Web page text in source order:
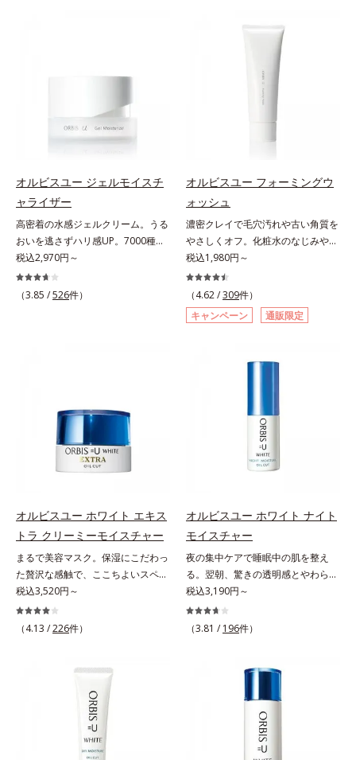
イジングケアを応援します。*1 メ
スを防ぐ（ウォッシュを除く）*2
オルビス内スキンケアシリーズの保
湿力*3 年齢に応じたお手入れのこ
角層*5 乾燥による*6 洗浄によ
る物理的効果*7 うるおいによる
*8 乾燥、ハリ・ツヤのなさ*9
保湿成分*10 ロニセラカエルレア
果汁、ノバラエキス配合＝うるおい
を与えハリと透明感に満ちた肌へ導
く保湿成分*11 メマツヨイグサ抽
出液、スイカズラエキス配合＝角層
(*10)のハリと透明感を。効果的な
シナジー設計で、あなたのエイジン
グケアを応援します。*1 メラニン
の生成を抑え、シミ・ソバカスを防
ぐ（ウォッシュ除く）*2 オルビス
年齢に応じたお手入れのこと*4 う
るおいによる*5 乾燥、ハリ・ツヤ
ロニセラカエルレア果汁、ノバラエ
キス配合＝うるおいを与えハリと透
明感に満ちた肌へ導く保湿成分*9
メマツヨイグサ抽出液、スイカズラ
エキス配合＝角層のすみずみまで水
分・油分を保ち、ハリ・ツヤを与え
る保湿成分*10 気持ちのこと各商品
の詳しい情報は商品ページをご覧く
ださい。・BEAUTY夏祭りは、こち
しく取り去ります。さらに注目した
ンディショニング処方と、贅沢に配
合された保湿成分。一瞬取り去るだ
けのケアに留まらず、洗うたびにく
整え、パールエキス(*3)とヒアルロ
ン酸(*4)がうるおって透き通るよう
な透明感を叶えます。顔色がどんよ
りしている、ファンデのノリがイマ
イチ、肌のざらつきやくすみが気に
なる、化粧水が肌になじまな
い……。こんなお悩みが気になると
きに。週に1～4回、いつもの洗顔料
ーチする初期エイジングケアシリー
ズです。「うるおいの質」に着目
し、肌荒れを予防しながらうるおい
に満ちた美しい肌へと導きます。ポ
ーラ・オルビスグループ独自の肌荒
濃度で配合。角層のバリア機能にア
にゆらがない肌を叶えます。そし
成分「MCアクティベーター
(*5)」。肌のうるおいを引き出し・
高めて、ハリ感あふれる肌へと導き
ます。うるおいに満ちたゆらがない
肌をご体感いただくために設計され
た3ステップで、いつも力強く美し
くあり続けるあなたを応援します。
れのこと*3 デクスパンテノール
べ*5 オトギリソウエキス配合＝肌
にうるおいを与え、うるおいに満ち
たハリツヤ肌へ導く保湿成分
オルビスユー ジェルモイスチ
ャライザー
高密着の水感ジェルクリーム。うる
おいを逃さずハリ感UP。7000種を
超える成分から厳選し、「うるおい
の質(*1)」に着目した初期エイジン
グケア(*2)シリーズオルビスユーは
荒れ防止有効成分として、「DF-パ
ンテノール(*3)」を国内唯一(*4)、
高濃度で配合。角層のバリア機能に
アプローチして肌荒れを防ぎ、肌不
調にゆらがない肌を叶えます。そし
成分「MCアクティベーター
(*5)」。肌のうるおいを引き出し・
高めて、ハリ感あふれる肌へと導き
ます。うるおいに満ちたゆらがない
肌をご体感いただくために設計され
た3ステップで、いつも力強く美し
くあり続けるあなたを応援します。
*1 肌にうるおいが満ち、維持され
W*4 2022年5月 Mintel社データベ
ース及び先行技術調査による当社調
べ*5 オトギリソウエキス配合＝肌
にうるおいを与え、うるおいに満ち
たハリツヤ肌へ導く保湿成分
税込2,970円～
（3.85 /526件）
オルビスユー フォーミングウ
ォッシュ
濃密クレイで毛穴汚れや古い角質を
やさしくオフ。化粧水のなじみやす
い肌に。7000種を超える成分から
厳選し、「うるおいの質(*1)」に着
目した初期エイジングケア(*2)シリ
ーズオルビスユーは肌本来のうるお
いやバリア機能にアプローチする初
「うるおいの質」に着目し、肌荒れ
ビスグループ独自の肌荒れ防止有効
成分として、「DF-パンテノール
(*3)」を国内唯一(*4)、高濃度で配
合。角層のバリア機能にアプローチ
して肌荒れを防ぎ、肌不調にゆらが
究に基づいたアプローチ成分「MC
アクティベーター(*5)」。肌のうる
おいを引き出し・高めて、ハリ感あ
ふれる肌へと導きます。うるおいに
満ちたゆらがない肌をご体感いただ
くために設計された3ステップで、
いつも力強く美しくあり続けるあな
たを応援します。*1 肌にうるおい
スパンテノールW*4 2022年5月
Mintel社データベース及び先行技術
調査による当社調べ*5 オトギリソ
ウエキス配合＝肌にうるおいを与
え、うるおいに満ちたハリツヤ肌へ
税込1,980円～
（4.62 /309件）
キャンペーン
通販限定
オルビスユー ホワイト エキス
トラ クリーミーモイスチャー
まるで美容マスク。保湿にこだわっ
た贅沢な感触で、ここちよいスペシ
ャルケアを。若々しく透明感のある
美肌を構成する要素と、年齢肌(*1)
のメラニン生成にアプローチして、
の理論を応用し、全方位的に肌の底
上げを図ります。さらに、シミと年
齢の関係に着目。点在するシミだけ
でなく、メラニンが蓄積しがちな年
齢肌の“メラニンメタボ(*2)”にアプ
税込3,520円～
（4.13 /226件）
オルビスユー ホワイト ナイト
モイスチャー
夜の集中ケアで睡眠中の肌を整え
る。翌朝、驚きの透明感とやわらか
さを感じて。若々しく透明感のある
美肌を構成する要素と、年齢肌(*1)
のメラニン生成にアプローチして、
の理論を応用し、全方位的に肌の底
上げを図ります。さらに、シミと年
でなく、メラニンが蓄積しがちな年
齢肌の“メラニンメタボ(*2)”にアプ
税込3,190円～
（3.81 / 196件）